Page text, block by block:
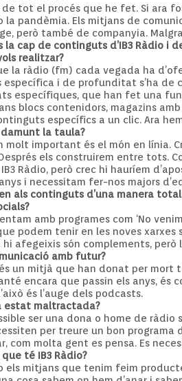
de tot el procés que he fet. Si ara
la pandèmia. Els mitjans de
però també de companyia.
la cap de continguts d’IB3 Ràdio i
realitzar?
la ràdio (fm) cada vegada ha
específica i de profunditat s’ha
específiques, que han fet una
blocs contenidors, magazins
específics a un clic. Ara
la taula?
molt important és el món en línia.
els construirem entre tots.
Ràdio, però crec hi hauríem
i necessitam fer-nos majors
als continguts d’una manera
amb programes com ‘No
podem tenir en les noves
afegeixis són complements, però
amb futur?
un mitjà que han donat per
encara que passin els anys, és
és l’auge dels podcasts.
estat maltractada?
ser una dona o home de
per treure un bon
com molta gent es pensa. Es
té IB3 Ràdio?
els mitjans que tenim feim